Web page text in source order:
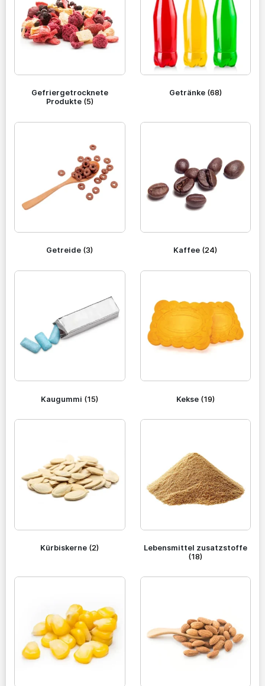
Gefriergetrocknete
Produkte (5)
Getränke (68)
Getreide (3) Kaffee (24)
Kaugummi (15) Kekse (19)
Kürbiskerne (2)
Lebensmittel zusatzstoffe
(18)